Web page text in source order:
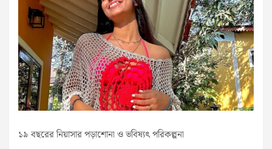
১৯ বছরের নিয়াসার পড়াশোনা ও ভবিষ্যৎ পরিকল্পনা